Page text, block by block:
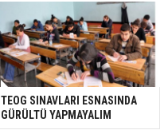
TEOG SINAVLARI ESNASINDA
GÜRÜLTÜ YAPMAYALIM